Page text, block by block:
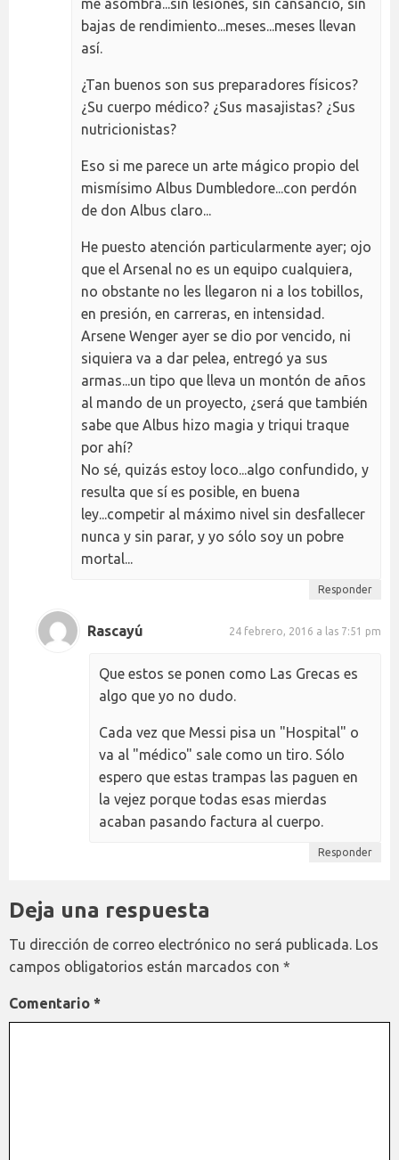
me asombra...sin lesiones, sin cansancio, sin
bajas de rendimiento...meses...meses llevan
así.
¿Tan buenos son sus preparadores físicos?
¿Su cuerpo médico? ¿Sus masajistas? ¿Sus
nutricionistas?
Eso si me parece un arte mágico propio del
mismísimo Albus Dumbledore...con perdón
de don Albus claro...
He puesto atención particularmente ayer; ojo
que el Arsenal no es un equipo cualquiera,
no obstante no les llegaron ni a los tobillos,
en presión, en carreras, en intensidad.
Arsene Wenger ayer se dio por vencido, ni
siquiera va a dar pelea, entregó ya sus
armas...un tipo que lleva un montón de años
al mando de un proyecto, ¿será que también
sabe que Albus hizo magia y triqui traque
por ahí?
No sé, quizás estoy loco...algo confundido, y
resulta que sí es posible, en buena
ley...competir al máximo nivel sin desfallecer
nunca y sin parar, y yo sólo soy un pobre
mortal...
Responder
Rascayú 24 febrero, 2016 a las 7:51 pm
Que estos se ponen como Las Grecas es
algo que yo no dudo.
Cada vez que Messi pisa un "Hospital" o
va al "médico" sale como un tiro. Sólo
espero que estas trampas las paguen en
la vejez porque todas esas mierdas
acaban pasando factura al cuerpo.
Responder
Deja una respuesta
Tu dirección de correo electrónico no será publicada. Los
campos obligatorios están marcados con *
Comentario *